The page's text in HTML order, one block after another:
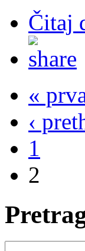
Čitaj
«
‹
1
2